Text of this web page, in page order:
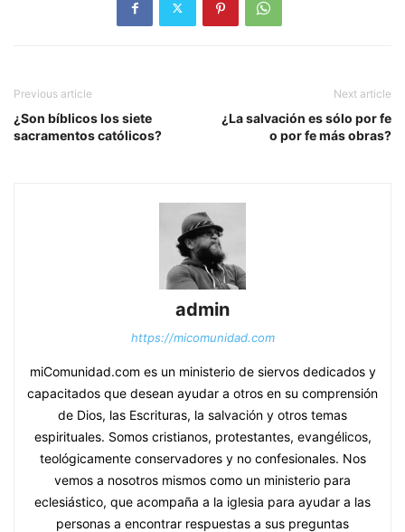
Previous article
¿Son bíblicos los siete
sacramentos católicos?
Next article
¿La salvación es sólo por fe
o por fe más obras?
admin
https://micomunidad.com
miComunidad.com es un ministerio de siervos dedicados y
capacitados que desean ayudar a otros en su comprensión
de Dios, las Escrituras, la salvación y otros temas
espirituales. Somos cristianos, protestantes, evangélicos,
teológicamente conservadores y no confesionales. Nos
vemos a nosotros mismos como un ministerio para
eclesiástico, que acompaña a la iglesia para ayudar a las
personas a encontrar respuestas a sus preguntas